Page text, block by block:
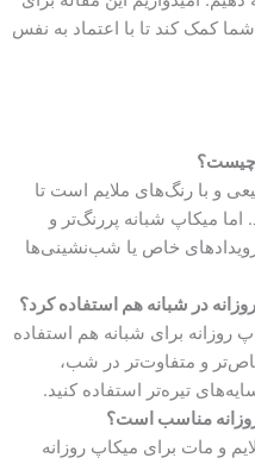
کمک کند تا با اعتماد به نفس
چیست؟
و با رنگ‌های ملایم است تا
اما میکاپ شبانه پررنگ‌تر و
خاص یا شب‌نشینی‌ها
در شبانه هم استفاده کرد؟
روزانه برای شبانه هم استفاده
و متفاوت‌تر در شب،
تیره‌تر استفاده کنید.
مناسب است؟
و مات برای میکاپ روزانه